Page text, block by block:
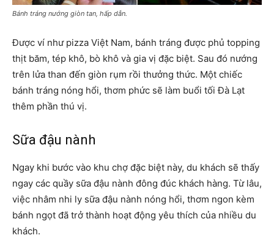
Bánh tráng nướng giòn tan, hấp dẫn.
Được ví như pizza Việt Nam, bánh tráng được phủ topping
thịt băm, tép khô, bò khô và gia vị đặc biệt. Sau đó nướng
trên lửa than đến giòn rụm rồi thưởng thức. Một chiếc
bánh tráng nóng hổi, thơm phức sẽ làm buổi tối Đà Lạt
thêm phần thú vị.
Sữa đậu nành
Ngay khi bước vào khu chợ đặc biệt này, du khách sẽ thấy
ngay các quầy sữa đậu nành đông đúc khách hàng. Từ lâu,
việc nhâm nhi ly sữa đậu nành nóng hổi, thơm ngon kèm
bánh ngọt đã trở thành hoạt động yêu thích của nhiều du
khách.